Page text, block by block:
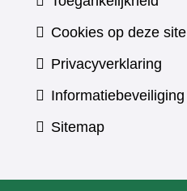
Cookies op deze site
Privacyverklaring
Informatiebeveiliging
Sitemap